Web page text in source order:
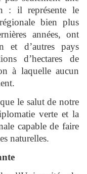
: il représente le
bien plus
années, ont
et d’autres pays
d’hectares de
à laquelle aucun
le salut de notre
verte et la
capable de faire
naturelles.